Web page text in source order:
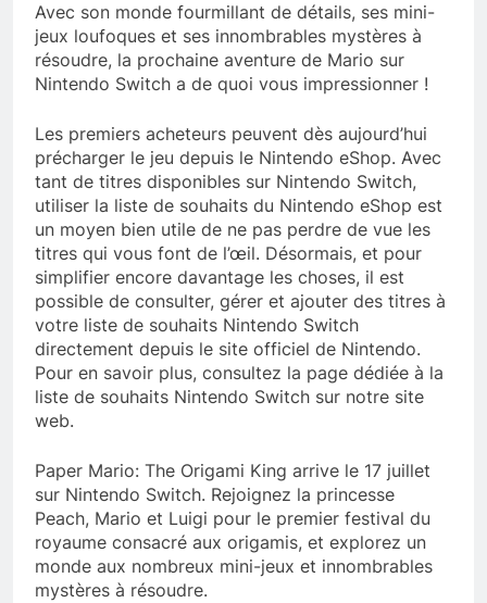
Avec son monde fourmillant de détails, ses mini-
jeux loufoques et ses innombrables mystères à
résoudre, la prochaine aventure de Mario sur
Nintendo Switch a de quoi vous impressionner !
Les premiers acheteurs peuvent dès aujourd’hui
précharger le jeu depuis le Nintendo eShop. Avec
tant de titres disponibles sur Nintendo Switch,
utiliser la liste de souhaits du Nintendo eShop est
un moyen bien utile de ne pas perdre de vue les
titres qui vous font de l’œil. Désormais, et pour
simplifier encore davantage les choses, il est
possible de consulter, gérer et ajouter des titres à
votre liste de souhaits Nintendo Switch
directement depuis le site officiel de Nintendo.
Pour en savoir plus, consultez la page dédiée à la
liste de souhaits Nintendo Switch sur notre site
web.
Paper Mario: The Origami King arrive le 17 juillet
sur Nintendo Switch. Rejoignez la princesse
Peach, Mario et Luigi pour le premier festival du
royaume consacré aux origamis, et explorez un
monde aux nombreux mini-jeux et innombrables
mystères à résoudre.